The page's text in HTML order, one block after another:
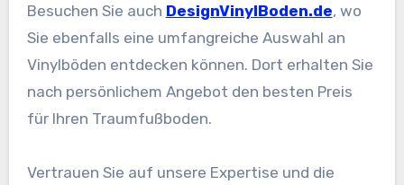
Besuchen Sie auch DesignVinylBoden.de, wo
Sie ebenfalls eine umfangreiche Auswahl an
Vinylböden entdecken können. Dort erhalten Sie
nach persönlichem Angebot den besten Preis
für Ihren Traumfußboden.
Vertrauen Sie auf unsere Expertise und die